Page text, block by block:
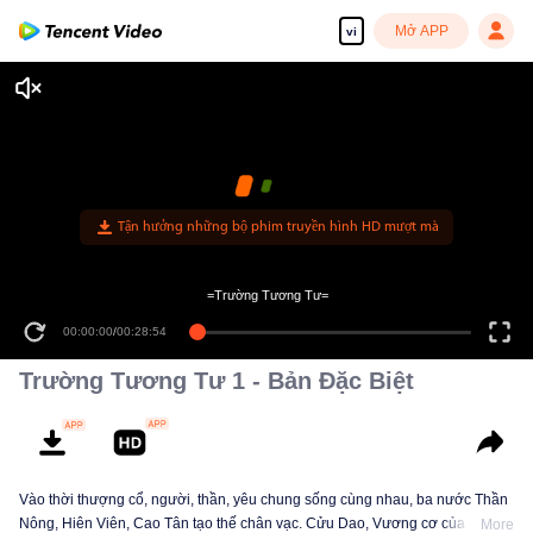
vi Mở APP
Tận hưởng những bộ phim truyền hình HD mượt mà
00:00:00/00:28:54
=Trường Tương Tư=
Trường Tương Tư 1 - Bản Đặc Biệt
Vào thời thượng cổ, người, thần, yêu chung sống cùng nhau, ba nước Thần
Nông, Hiên Viên, Cao Tân tạo thế chân vạc. Cửu Dao, Vương cơ của CaoMore